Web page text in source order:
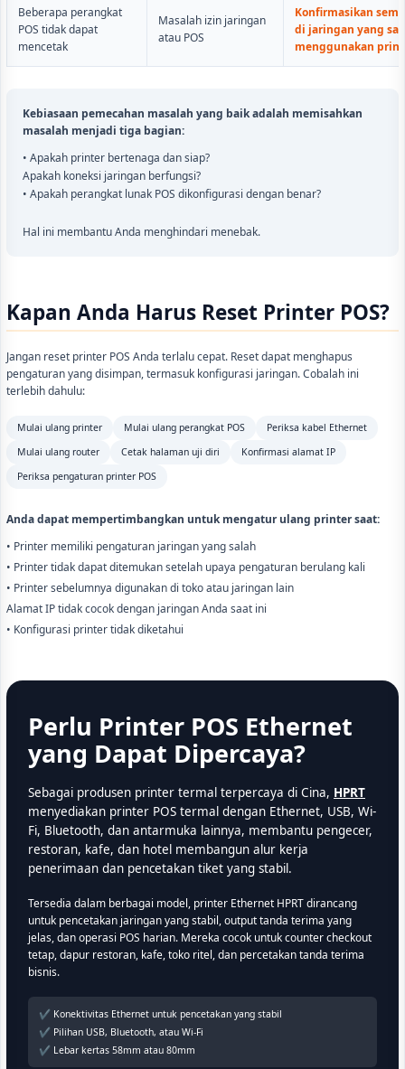
Beberapa perangkat
POS tidak dapat
mencetak
Masalah izin jaringan
atau POS
Konfirmasikan
di jaringan yang
menggunakan
Kebiasaan pemecahan masalah yang baik adalah memisahkan
masalah menjadi tiga bagian:
• Apakah printer bertenaga dan siap?
Apakah koneksi jaringan berfungsi?
• Apakah perangkat lunak POS dikonfigurasi dengan benar?
Hal ini membantu Anda menghindari menebak.
Kapan Anda Harus Reset Printer POS?
Jangan reset printer POS Anda terlalu cepat. Reset dapat menghapus
pengaturan yang disimpan, termasuk konfigurasi jaringan. Cobalah ini
terlebih dahulu:
Mulai ulang printer Mulai ulang perangkat POS
Periksa kabel Ethernet
Mulai ulang router
Cetak halaman uji diri
Konfirmasi alamat IP
Periksa pengaturan printer POS
Anda dapat mempertimbangkan untuk mengatur ulang printer saat:
• Printer memiliki pengaturan jaringan yang salah
• Printer tidak dapat ditemukan setelah upaya pengaturan berulang kali
• Printer sebelumnya digunakan di toko atau jaringan lain
Alamat IP tidak cocok dengan jaringan Anda saat ini
• Konfigurasi printer tidak diketahui
Perlu Printer POS Ethernet
yang Dapat Dipercaya?
Sebagai produsen printer termal terpercaya di Cina, HPRT
menyediakan printer POS termal dengan Ethernet, USB, Wi-
Fi, Bluetooth, dan antarmuka lainnya, membantu pengecer,
restoran, kafe, dan hotel membangun alur kerja
penerimaan dan pencetakan tiket yang stabil.
Tersedia dalam berbagai model, printer Ethernet HPRT dirancang
untuk pencetakan jaringan yang stabil, output tanda terima yang
jelas, dan operasi POS harian. Mereka cocok untuk counter checkout
tetap, dapur restoran, kafe, toko ritel, dan percetakan tanda terima
bisnis.
✔ Konektivitas Ethernet untuk pencetakan yang stabil
✔ Pilihan USB, Bluetooth, atau Wi-Fi
✔ Lebar kertas 58mm atau 80mm